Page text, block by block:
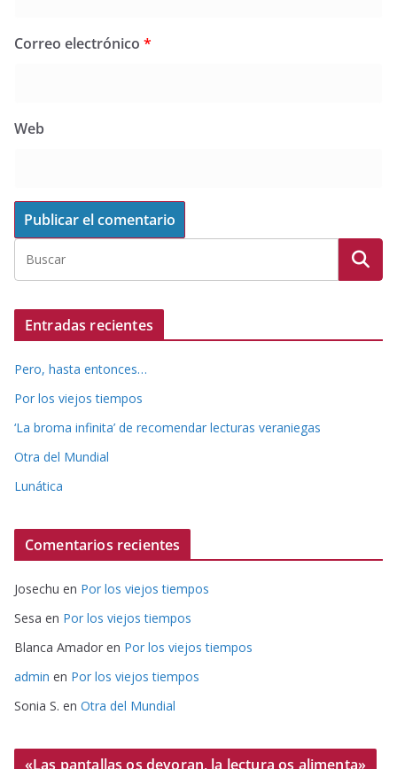
Correo electrónico *
Web
Entradas recientes
Pero, hasta entonces…
Por los viejos tiempos
‘La broma infinita’ de recomendar lecturas veraniegas
Otra del Mundial
Lunática
Comentarios recientes
Josechu en Por los viejos tiempos
Sesa en Por los viejos tiempos
Blanca Amador en Por los viejos tiempos
admin en Por los viejos tiempos
Sonia S. en Otra del Mundial
«Las pantallas os devoran, la lectura os alimenta»